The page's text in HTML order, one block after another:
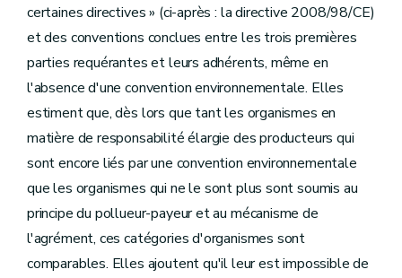
certaines directives » (ci-après : la directive 2008/98/CE)
et des conventions conclues entre les trois premières
parties requérantes et leurs adhérents, même en
l'absence d'une convention environnementale. Elles
estiment que, dès lors que tant les organismes en
matière de responsabilité élargie des producteurs qui
sont encore liés par une convention environnementale
que les organismes qui ne le sont plus sont soumis au
principe du pollueur-payeur et au mécanisme de
l'agrément, ces catégories d'organismes sont
comparables. Elles ajoutent qu'il leur est impossible de